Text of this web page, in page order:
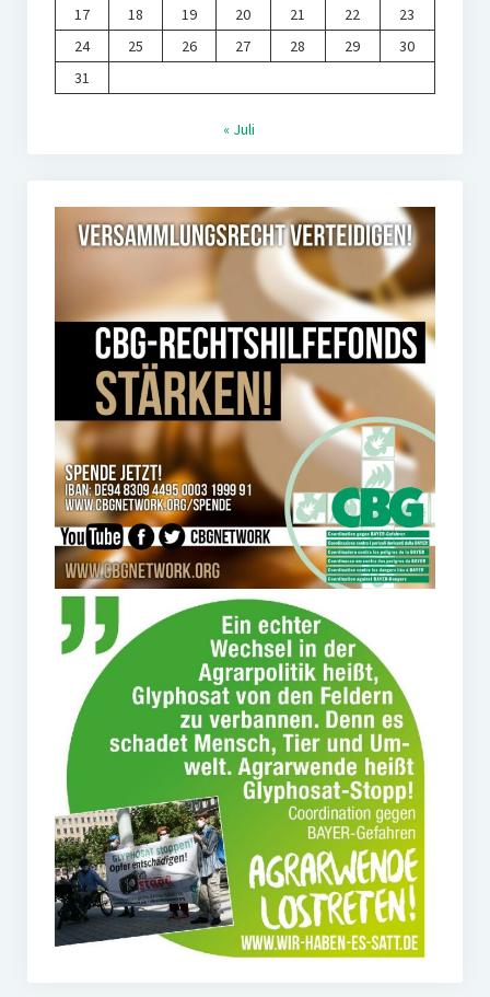
17
18 19 20 21 22
23
24
25 26 27 28 29
30
31
« Juli